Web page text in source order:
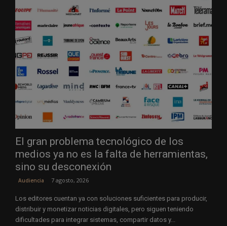
El gran problema tecnológico de los
medios ya no es la falta de herramientas,
sino su desconexión
Audiencia 7 agosto, 2026
Los editores cuentan ya con soluciones suficientes para producir,
distribuir y monetizar noticias digitales, pero siguen teniendo
dificultades para integrar sistemas, compartir datos y...